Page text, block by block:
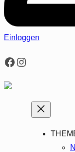
Einloggen
Facebook
Instagram